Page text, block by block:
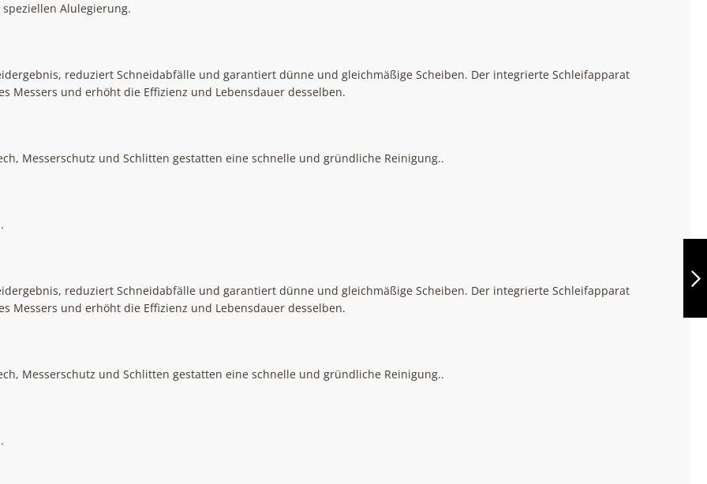
Alulegierung.
reduziert Schneidabfälle und garantiert dünne und gleichmäßige Scheiben. Der integrierte Schleifapparat
Messers und erhöht die Effizienz und Lebensdauer desselben.
Messerschutz und Schlitten gestatten eine schnelle und gründliche Reinigung..
reduziert Schneidabfälle und garantiert dünne und gleichmäßige Scheiben. Der integrierte Schleifapparat
Messers und erhöht die Effizienz und Lebensdauer desselben.
Messerschutz und Schlitten gestatten eine schnelle und gründliche Reinigung..